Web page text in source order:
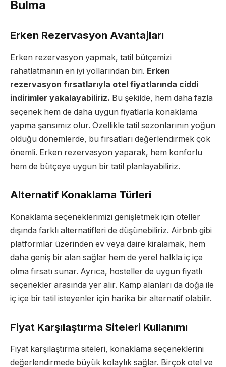
Bulma
Erken Rezervasyon Avantajları
Erken rezervasyon yapmak, tatil bütçemizi
rahatlatmanın en iyi yollarından biri. Erken
rezervasyon fırsatlarıyla otel fiyatlarında ciddi
indirimler yakalayabiliriz. Bu şekilde, hem daha fazla
seçenek hem de daha uygun fiyatlarla konaklama
yapma şansımız olur. Özellikle tatil sezonlarının yoğun
olduğu dönemlerde, bu fırsatları değerlendirmek çok
önemli. Erken rezervasyon yaparak, hem konforlu
hem de bütçeye uygun bir tatil planlayabiliriz.
Alternatif Konaklama Türleri
Konaklama seçeneklerimizi genişletmek için oteller
dışında farklı alternatifleri de düşünebiliriz. Airbnb gibi
platformlar üzerinden ev veya daire kiralamak, hem
daha geniş bir alan sağlar hem de yerel halkla iç içe
olma fırsatı sunar. Ayrıca, hosteller de uygun fiyatlı
seçenekler arasında yer alır. Kamp alanları da doğa ile
iç içe bir tatil isteyenler için harika bir alternatif olabilir.
Fiyat Karşılaştırma Siteleri Kullanımı
Fiyat karşılaştırma siteleri, konaklama seçeneklerini
değerlendirmede büyük kolaylık sağlar. Birçok otel ve